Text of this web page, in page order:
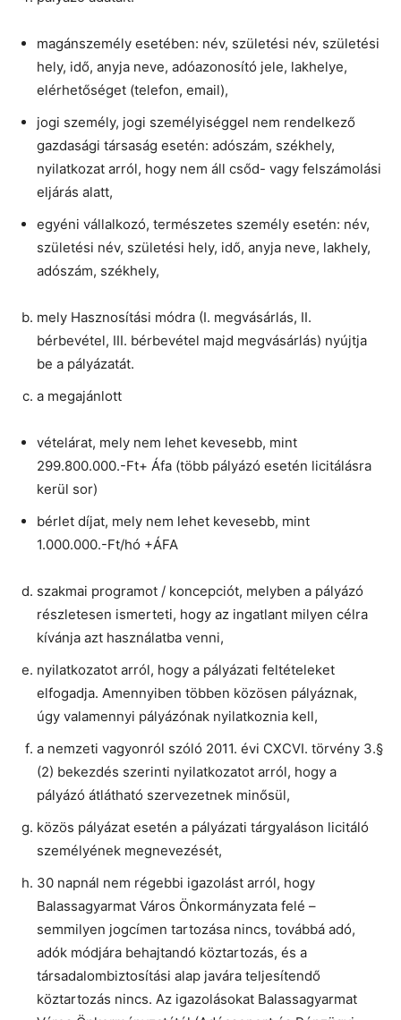
magánszemély esetében: név, születési név, születési
hely, idő, anyja neve, adóazonosító jele, lakhelye,
elérhetőséget (telefon, email),
jogi személy, jogi személyiséggel nem rendelkező
gazdasági társaság esetén: adószám, székhely,
nyilatkozat arról, hogy nem áll csőd- vagy felszámolási
eljárás alatt,
egyéni vállalkozó, természetes személy esetén: név,
születési név, születési hely, idő, anyja neve, lakhely,
adószám, székhely,
mely Hasznosítási módra (I. megvásárlás, II.
bérbevétel, III. bérbevétel majd megvásárlás) nyújtja
be a pályázatát.
a megajánlott
vételárat, mely nem lehet kevesebb, mint
299.800.000.-Ft+ Áfa (több pályázó esetén licitálásra
kerül sor)
bérlet díjat, mely nem lehet kevesebb, mint
1.000.000.-Ft/hó +ÁFA
szakmai programot / koncepciót, melyben a pályázó
részletesen ismerteti, hogy az ingatlant milyen célra
kívánja azt használatba venni,
nyilatkozatot arról, hogy a pályázati feltételeket
elfogadja. Amennyiben többen közösen pályáznak,
úgy valamennyi pályázónak nyilatkoznia kell,
a nemzeti vagyonról szóló 2011. évi CXCVI. törvény 3.§
(2) bekezdés szerinti nyilatkozatot arról, hogy a
pályázó átlátható szervezetnek minősül,
közös pályázat esetén a pályázati tárgyaláson licitáló
személyének megnevezését,
30 napnál nem régebbi igazolást arról, hogy
Balassagyarmat Város Önkormányzata felé –
semmilyen jogcímen tartozása nincs, továbbá adó,
adók módjára behajtandó köztartozás, és a
társadalombiztosítási alap javára teljesítendő
köztartozás nincs. Az igazolásokat Balassagyarmat